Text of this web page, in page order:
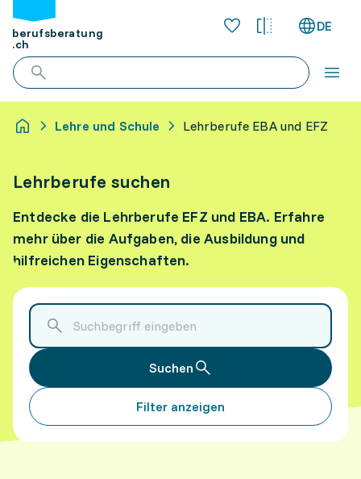
berufsberatung
.ch
DE
Lehre und Schule Lehrberufe EBA und EFZ
Lehrberufe suchen
Entdecke die Lehrberufe EFZ und EBA. Erfahre
mehr über die Aufgaben, die Ausbildung und
hilfreichen Eigenschaften.
Suchen
Filter anzeigen